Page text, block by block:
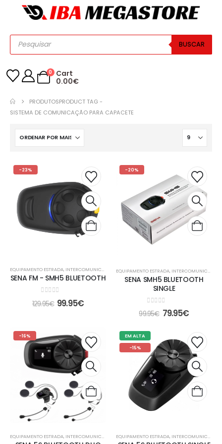
BUSCAR
0
Cart
0.00€
PRODUTOSPRODUCT TAG -
SISTEMA DE COMUNICAÇÃO PARA CAPACETE
-23%
EQUIPAMENTO ESTRADA, INTERCOMUNICADOR
SENA FM - SMH5 BLUETOOTH
out of 5
129.95€ 99.95€
-20%
EQUIPAMENTO ESTRADA, INTERCOMUNICADOR
SENA SMH5 BLUETOOTH
SINGLE
0out of 5
99.95€ 79.95€
-16%
EQUIPAMENTO ESTRADA, INTERCOMUNICADOR
EM ALTA
-15%
EQUIPAMENTO ESTRADA, INTERCOMUNICADOR